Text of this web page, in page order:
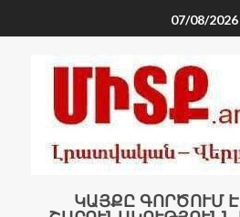
07/08/2026
ԿԱՅՔԸ ԳՈՐԾՈՒՄ Է